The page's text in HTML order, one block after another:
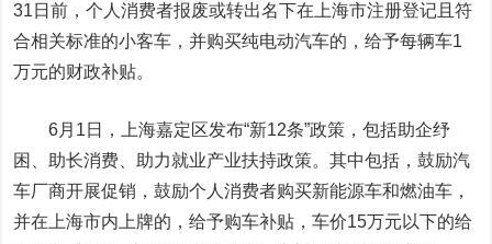
31日前，个人消费者报废或转出名下在上海市注册登记且符
合相关标准的小客车，并购买纯电动汽车的，给予每辆车1
万元的财政补贴。
6月1日，上海嘉定区发布“新12条”政策，包括助企纾
困、助长消费、助力就业产业扶持政策。其中包括，鼓励汽
车厂商开展促销，鼓励个人消费者购买新能源车和燃油车，
并在上海市内上牌的，给予购车补贴，车价15万元以下的给